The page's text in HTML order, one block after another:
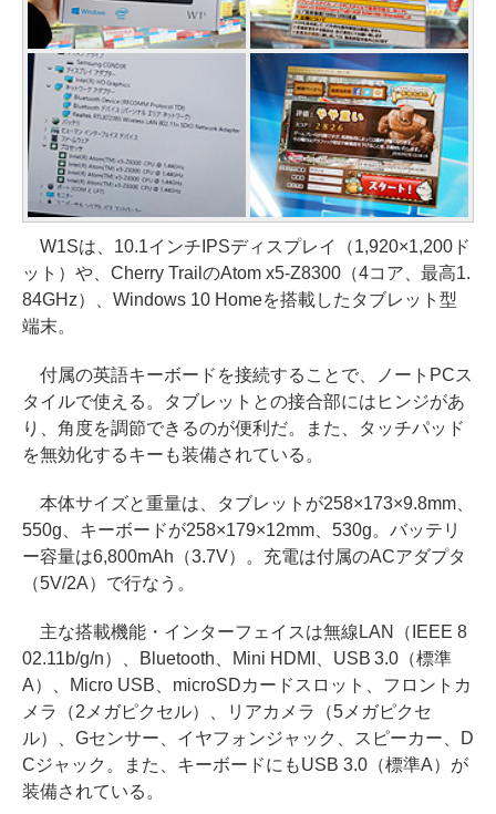
W1Sは、10.1インチIPSディスプレイ（1,920×1,200ド
ット）や、Cherry TrailのAtom x5-Z8300（4コア、最高1.
84GHz）、Windows 10 Homeを搭載したタブレット型
端末。
付属の英語キーボードを接続することで、ノートPCス
タイルで使える。タブレットとの接合部にはヒンジがあ
り、角度を調節できるのが便利だ。また、タッチパッド
を無効化するキーも装備されている。
本体サイズと重量は、タブレットが258×173×9.8mm、
550g、キーボードが258×179×12mm、530g。バッテリ
ー容量は6,800mAh（3.7V）。充電は付属のACアダプタ
（5V/2A）で行なう。
主な搭載機能・インターフェイスは無線LAN（IEEE 8
02.11b/g/n）、Bluetooth、Mini HDMI、USB 3.0（標準
A）、Micro USB、microSDカードスロット、フロントカ
メラ（2メガピクセル）、リアカメラ（5メガピクセ
ル）、Gセンサー、イヤフォンジャック、スピーカー、D
Cジャック。また、キーボードにもUSB 3.0（標準A）が
装備されている。